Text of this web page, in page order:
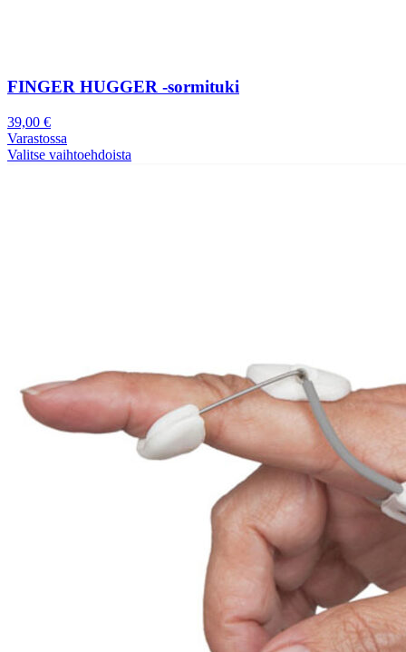
FINGER HUGGER -sormituki
39,00 €
Varastossa
Valitse vaihtoehdoista